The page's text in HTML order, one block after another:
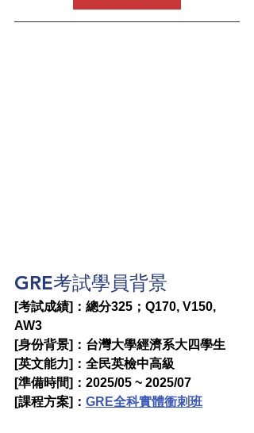
GRE考試學員背景
[考試成績]：總分325；Q170, V150,
AW3
[身份背景]：台灣大學經濟系大四學生
[英文能力]：全民英檢中高級
[準備時間]：2025/05 ~ 2025/07
[課程方案]： GRE全科實體衝刺班